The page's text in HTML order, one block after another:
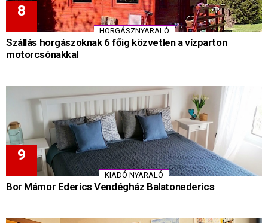
HORGÁSZNYARALÓ
Szállás horgászoknak 6 főig közvetlen a vízparton
motorcsónakkal
KIADÓ NYARALÓ
Bor Mámor Ederics Vendégház Balatonederics